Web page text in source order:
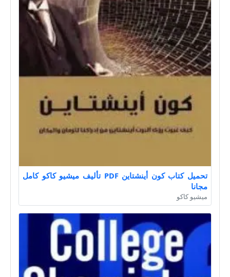
تحميل كتاب كون أينشتاين PDF تأليف ميشيو كاكو كامل
مجانا
ميشيو كاكو